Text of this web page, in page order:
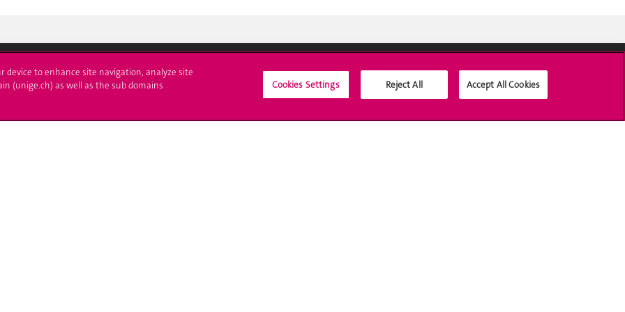
à l'UNIGE L'UNIGE vous informe
UNIGE Mobile
Médias sociaux UNIGE
device to enhance site navigation, analyze site
(unige.ch) as well as the sub domains
Cookies Settings Reject All Accept All Cookies